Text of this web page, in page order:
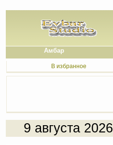
Амбар
В избранное
9 августа 2026